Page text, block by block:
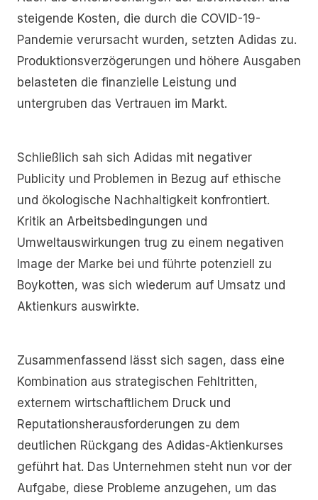
steigende Kosten, die durch die COVID-19-
Pandemie verursacht wurden, setzten Adidas zu.
Produktionsverzögerungen und höhere Ausgaben
belasteten die finanzielle Leistung und
untergruben das Vertrauen im Markt.
Schließlich sah sich Adidas mit negativer
Publicity und Problemen in Bezug auf ethische
und ökologische Nachhaltigkeit konfrontiert.
Kritik an Arbeitsbedingungen und
Umweltauswirkungen trug zu einem negativen
Image der Marke bei und führte potenziell zu
Boykotten, was sich wiederum auf Umsatz und
Aktienkurs auswirkte.
Zusammenfassend lässt sich sagen, dass eine
Kombination aus strategischen Fehltritten,
externem wirtschaftlichem Druck und
Reputationsherausforderungen zu dem
deutlichen Rückgang des Adidas-Aktienkurses
geführt hat. Das Unternehmen steht nun vor der
Aufgabe, diese Probleme anzugehen, um das